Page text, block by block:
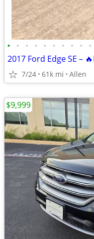
• • • • • • • • • •
7/24 61k mi Allen
$9,999